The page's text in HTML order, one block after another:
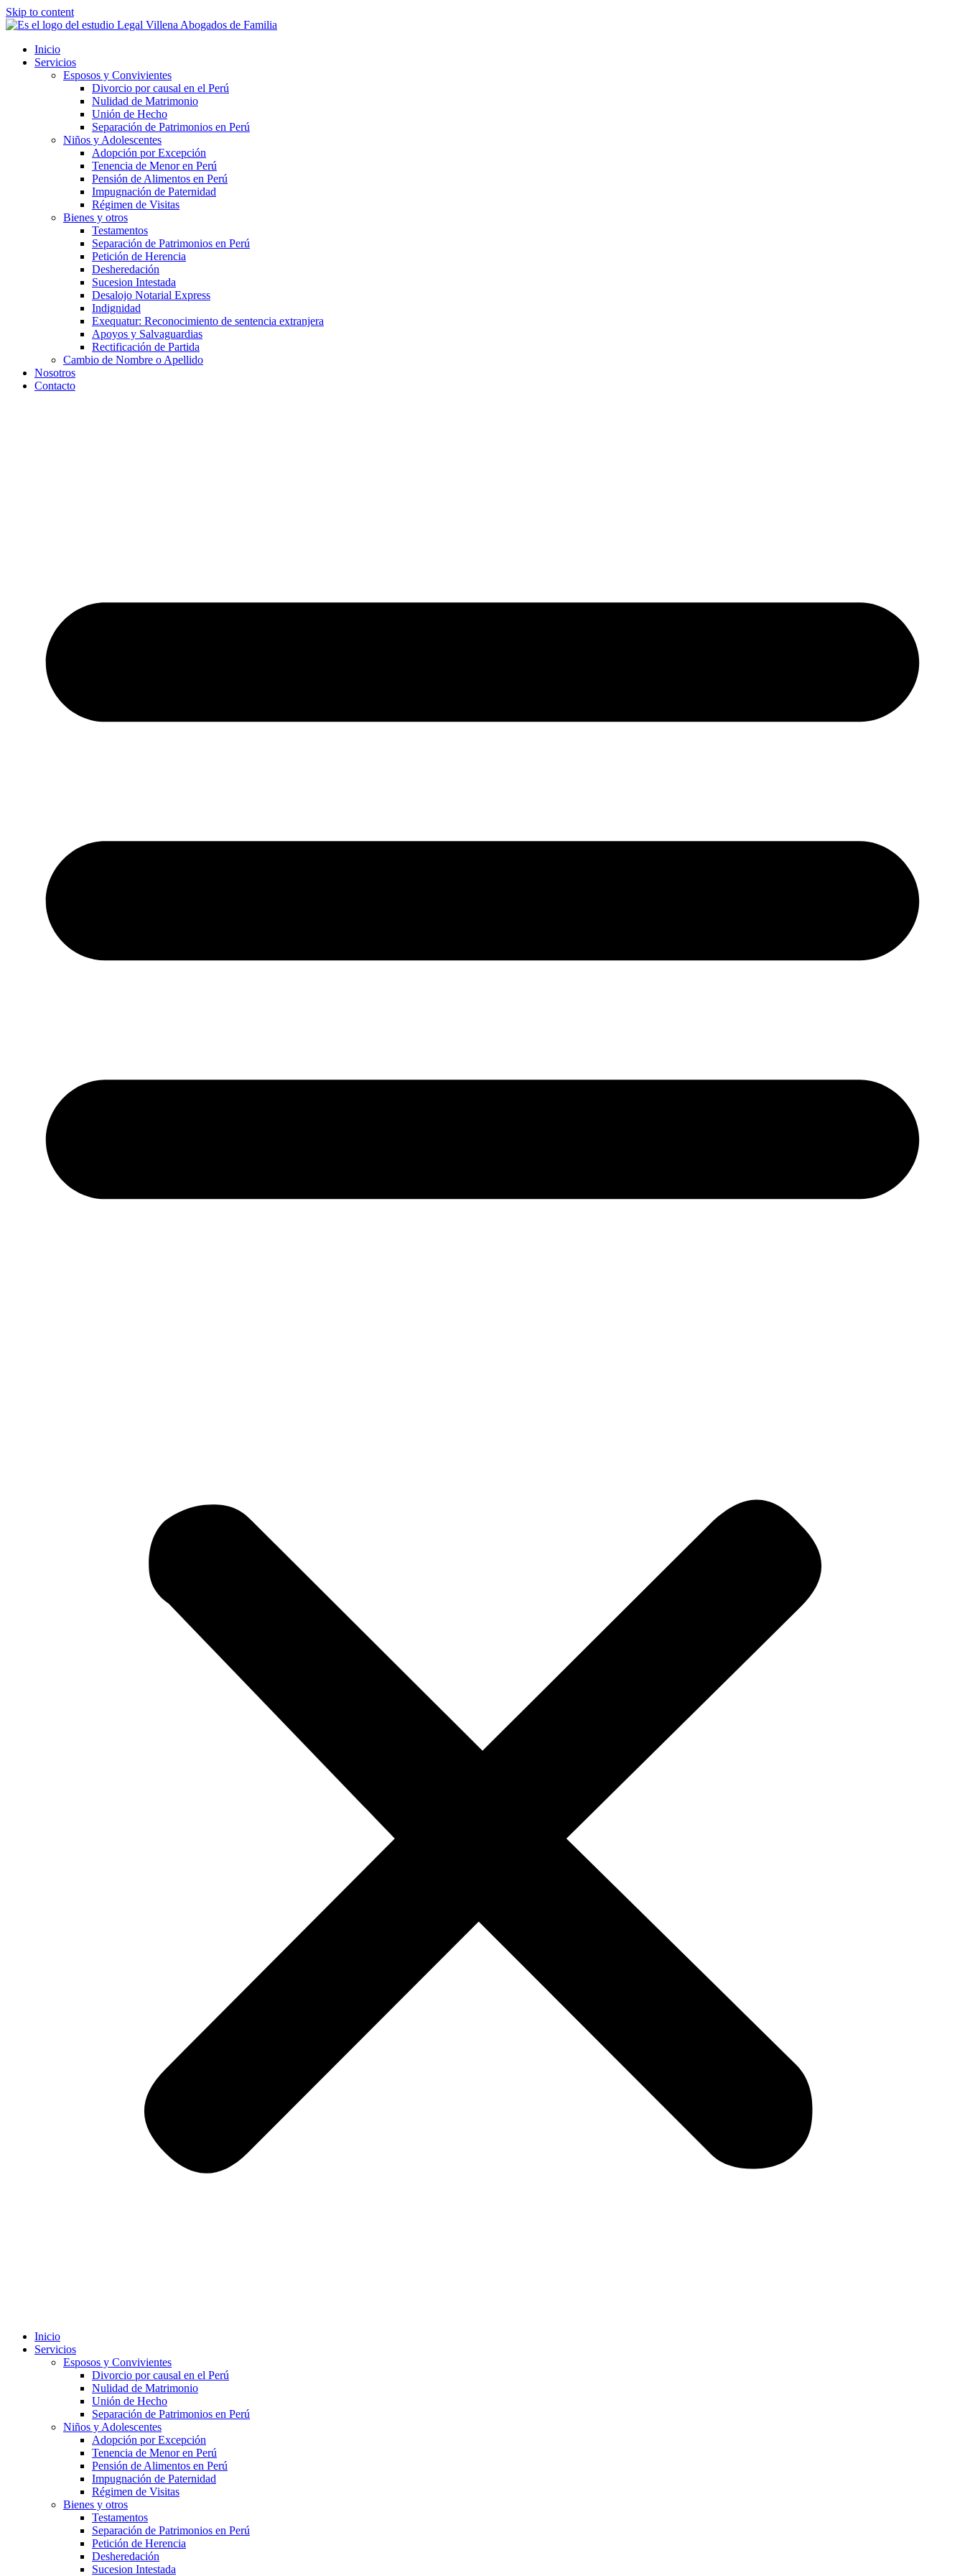
Skip to content
Inicio
Servicios
Esposos y Convivientes
Divorcio por causal en el Perú
Nulidad de Matrimonio
Unión de Hecho
Separación de Patrimonios en Perú
Niños y Adolescentes
Adopción por Excepción
Tenencia de Menor en Perú
Pensión de Alimentos en Perú
Impugnación de Paternidad
Régimen de Visitas
Bienes y otros
Testamentos
Separación de Patrimonios en Perú
Petición de Herencia
Desheredación
Sucesion Intestada
Desalojo Notarial Express
Indignidad
Exequatur: Reconocimiento de sentencia extranjera
Apoyos y Salvaguardias
Rectificación de Partida
Cambio de Nombre o Apellido
Nosotros
Contacto
Inicio
Servicios
Esposos y Convivientes
Divorcio por causal en el Perú
Nulidad de Matrimonio
Unión de Hecho
Separación de Patrimonios en Perú
Niños y Adolescentes
Adopción por Excepción
Tenencia de Menor en Perú
Pensión de Alimentos en Perú
Impugnación de Paternidad
Régimen de Visitas
Bienes y otros
Testamentos
Separación de Patrimonios en Perú
Petición de Herencia
Desheredación
Sucesion Intestada